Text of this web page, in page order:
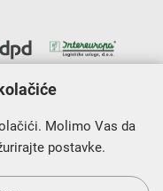
sufinanciranog iz
u sklopu Operativnog
Molimo Vas da
postavke.